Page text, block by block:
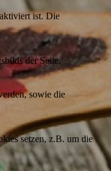
ist. Die
der Seite.
sowie die
setzen, z.B. um die